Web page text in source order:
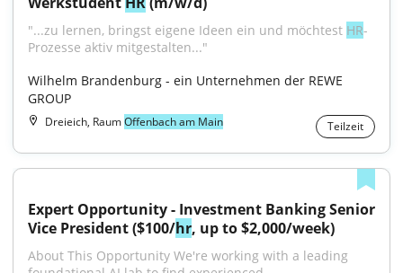
"...zu lernen, bringst eigene Ideen ein und möchtest HR-
Prozesse aktiv mitgestalten..."
Wilhelm Brandenburg - ein Unternehmen der REWE
GROUP
Dreieich, RaumOffenbach am Main Teilzeit
Expert Opportunity - Investment Banking Senior
Vice President ($100/hr, up to $2,000/week)
About This Opportunity We're working with a leading